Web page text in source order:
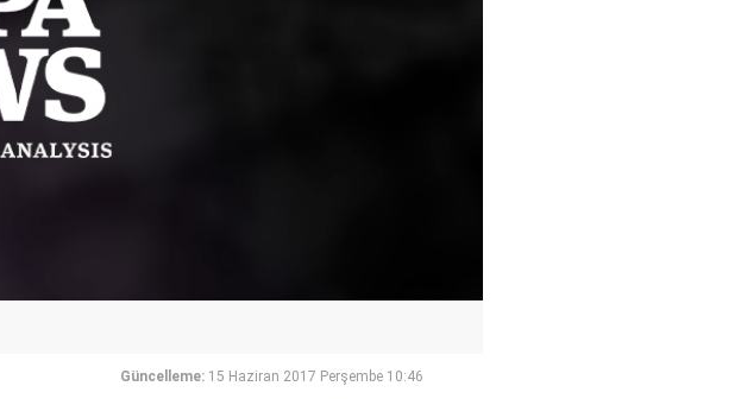
Güncelleme: 15 Haziran 2017 Perşembe 10:46